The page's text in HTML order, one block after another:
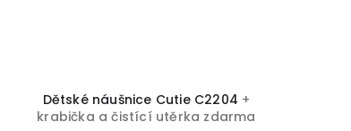
Dětské náušnice Cutie C2204 +
krabička a čistící utěrka zdarma